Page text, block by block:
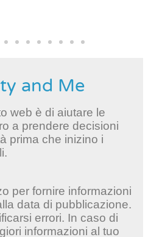
and Me
web è di aiutare le
a prendere decisioni
prima che inizino i
per fornire informazioni
data di pubblicazione.
errori. In caso di
informazioni al tuo